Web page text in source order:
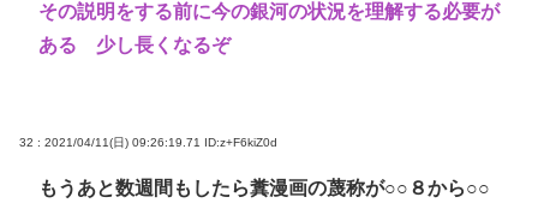
その説明をする前に今の銀河の状況を理解する必要が
ある 少し長くなるぞ
32 : 2021/04/11(日) 09:26:19.71 ID:z+F6kiZ0d
もうあと数週間もしたら糞漫画の蔑称が○○８から○○